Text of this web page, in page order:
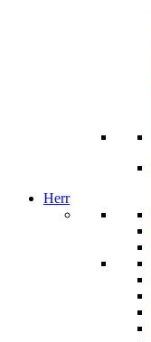
Herr